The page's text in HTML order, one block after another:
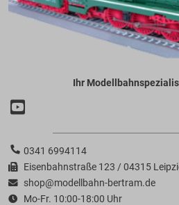
Ihr
0341 6994114
Eisenbahnstraße 123 / 04315
shop@modellbahn-bertram.de
Mo-Fr. 10:00-18:00 Uhr